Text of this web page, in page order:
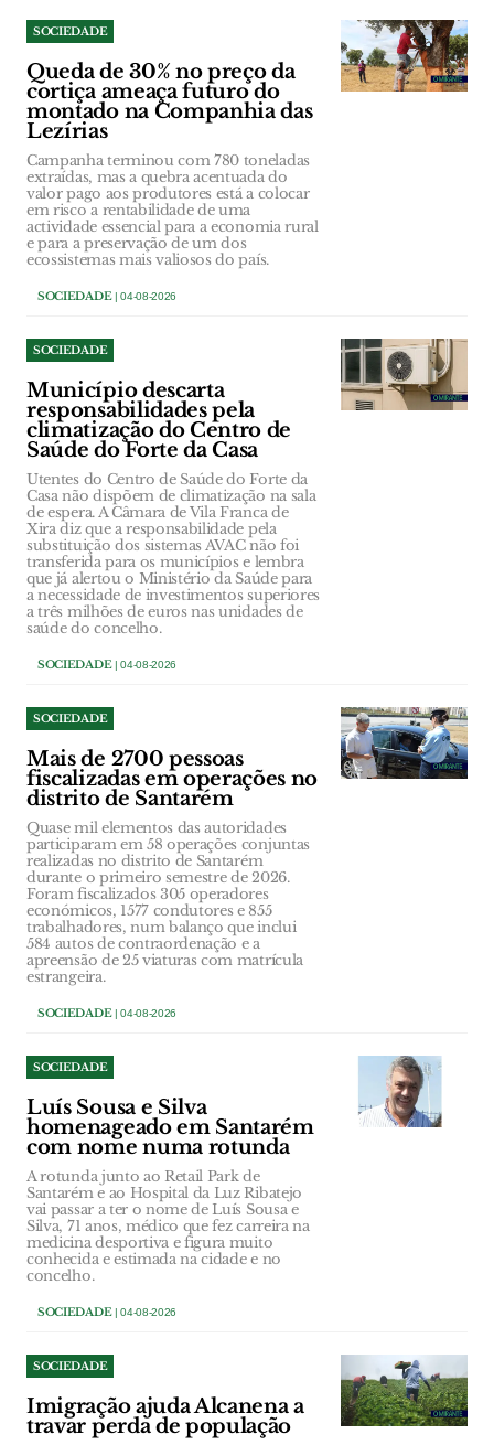
SOCIEDADE
Queda de 30% no preço da
cortiça ameaça futuro do
montado na Companhia das
Lezírias
Campanha terminou com 780 toneladas
extraídas, mas a quebra acentuada do
valor pago aos produtores está a colocar
em risco a rentabilidade de uma
actividade essencial para a economia rural
e para a preservação de um dos
ecossistemas mais valiosos do país.
SOCIEDADE| 04-08-2026
SOCIEDADE
Município descarta
responsabilidades pela
climatização do Centro de
Saúde do Forte da Casa
Utentes do Centro de Saúde do Forte da
Casa não dispõem de climatização na sala
de espera. A Câmara de Vila Franca de
Xira diz que a responsabilidade pela
substituição dos sistemas AVAC não foi
transferida para os municípios e lembra
que já alertou o Ministério da Saúde para
a necessidade de investimentos superiores
a três milhões de euros nas unidades de
saúde do concelho.
SOCIEDADE| 04-08-2026
SOCIEDADE
Mais de 2700 pessoas
fiscalizadas em operações no
distrito de Santarém
Quase mil elementos das autoridades
participaram em 58 operações conjuntas
realizadas no distrito de Santarém
durante o primeiro semestre de 2026.
Foram fiscalizados 305 operadores
económicos, 1577 condutores e 855
trabalhadores, num balanço que inclui
584 autos de contraordenação e a
apreensão de 25 viaturas com matrícula
estrangeira.
SOCIEDADE| 04-08-2026
SOCIEDADE
Luís Sousa e Silva
homenageado em Santarém
com nome numa rotunda
A rotunda junto ao Retail Park de
Santarém e ao Hospital da Luz Ribatejo
vai passar a ter o nome de Luís Sousa e
Silva, 71 anos, médico que fez carreira na
medicina desportiva e figura muito
conhecida e estimada na cidade e no
concelho.
SOCIEDADE| 04-08-2026
SOCIEDADE
Imigração ajuda Alcanena a
travar perda de população